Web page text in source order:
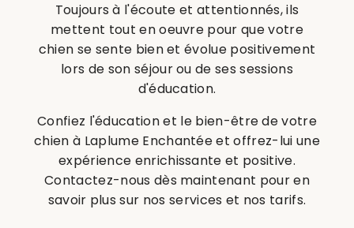
Toujours à l'écoute et attentionnés, ils
mettent tout en oeuvre pour que votre
chien se sente bien et évolue positivement
lors de son séjour ou de ses sessions
d'éducation.
Confiez l'éducation et le bien-être de votre
chien à Laplume Enchantée et offrez-lui une
expérience enrichissante et positive.
Contactez-nous dès maintenant pour en
savoir plus sur nos services et nos tarifs.